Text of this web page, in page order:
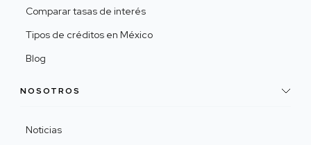
Comparar tasas de interés
Tipos de créditos en México
Blog
NOSOTROS
Noticias